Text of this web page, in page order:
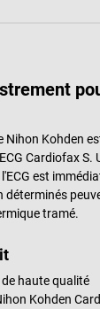
Nihon Kohden
Cardiofax S.
est
déterminés
tramé.
haute qualité
Kohden